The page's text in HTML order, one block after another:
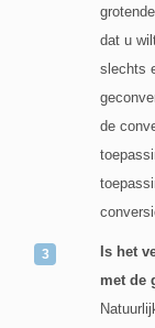
dat u
slechts
de
Is het
met de